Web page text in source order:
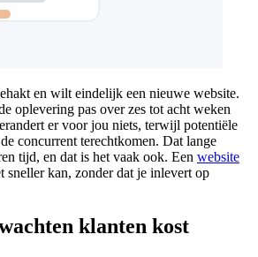
en wilt eindelijk een nieuwe website.
oplevering pas over zes tot acht weken
er voor jou niets, terwijl potentiële
concurrent terechtkomen. Dat lange
tijd, en dat is het vaak ook. Een website
sneller kan, zonder dat je inlevert op
klanten kost